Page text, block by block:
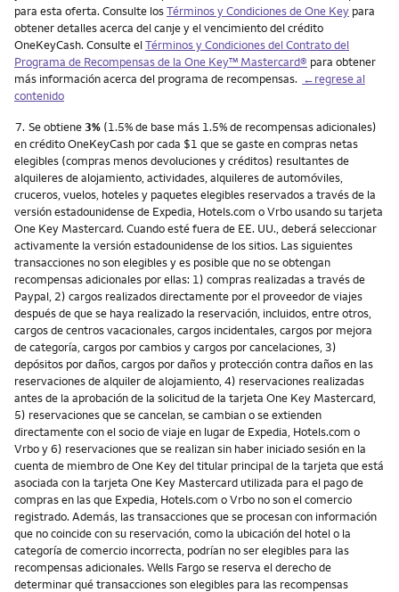
para esta oferta. Consulte losTérminos y Condiciones de One Key para
obtener detalles acerca del canje y el vencimiento del crédito
OneKeyCash. Consulte elTérminos y Condiciones del Contrato del
Programa de Recompensas de la One Key™ Mastercard® para obtener
más información acerca del programa de recompensas. ←regrese al
contenido
Nota
7. Se obtiene 3% (1.5% de base más 1.5% de recompensas adicionales)
en crédito OneKeyCash por cada $1 que se gaste en compras netas
elegibles (compras menos devoluciones y créditos) resultantes de
alquileres de alojamiento, actividades, alquileres de automóviles,
cruceros, vuelos, hoteles y paquetes elegibles reservados a través de la
versión estadounidense de Expedia, Hotels.com o Vrbo usando su tarjeta
One Key Mastercard. Cuando esté fuera de EE. UU., deberá seleccionar
activamente la versión estadounidense de los sitios. Las siguientes
transacciones no son elegibles y es posible que no se obtengan
recompensas adicionales por ellas: 1) compras realizadas a través de
Paypal, 2) cargos realizados directamente por el proveedor de viajes
después de que se haya realizado la reservación, incluidos, entre otros,
cargos de centros vacacionales, cargos incidentales, cargos por mejora
de categoría, cargos por cambios y cargos por cancelaciones, 3)
depósitos por daños, cargos por daños y protección contra daños en las
reservaciones de alquiler de alojamiento, 4) reservaciones realizadas
antes de la aprobación de la solicitud de la tarjeta One Key Mastercard,
5) reservaciones que se cancelan, se cambian o se extienden
directamente con el socio de viaje en lugar de Expedia, Hotels.com o
Vrbo y 6) reservaciones que se realizan sin haber iniciado sesión en la
cuenta de miembro de One Key del titular principal de la tarjeta que está
asociada con la tarjeta One Key Mastercard utilizada para el pago de
compras en las que Expedia, Hotels.com o Vrbo no son el comercio
registrado. Además, las transacciones que se procesan con información
que no coincide con su reservación, como la ubicación del hotel o la
categoría de comercio incorrecta, podrían no ser elegibles para las
recompensas adicionales. Wells Fargo se reserva el derecho de
determinar qué transacciones son elegibles para las recompensas